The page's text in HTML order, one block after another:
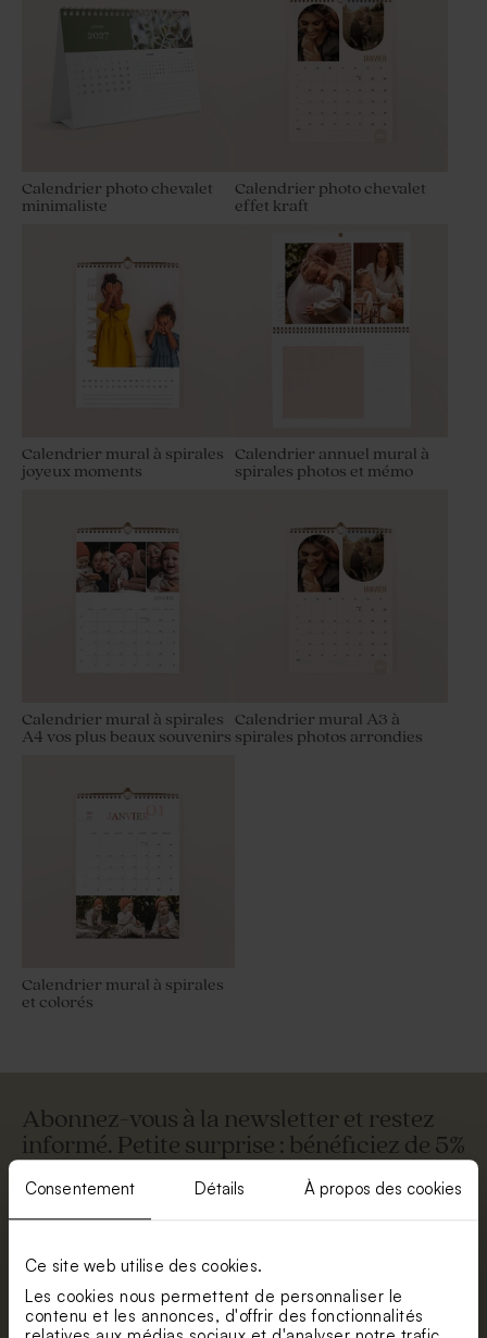
Consentement Détails À propos des cookies
Ce site web utilise des cookies.
Les cookies nous permettent de personnaliser le
contenu et les annonces, d'offrir des fonctionnalités
Calendrier photo chevalet
minimaliste
Calendrier photo chevalet
effet kraft
Calendrier mural à spirales
joyeux moments
Calendrier annuel mural à
spirales photos et mémo
Calendrier mural à spirales
A4 vos plus beaux souvenirs
Calendrier mural A3 à
spirales photos arrondies
Calendrier mural à spirales
et colorés
Abonnez-vous à la newsletter et restez
informé. Petite surprise : bénéficiez de 5%
Prénom
E-mail